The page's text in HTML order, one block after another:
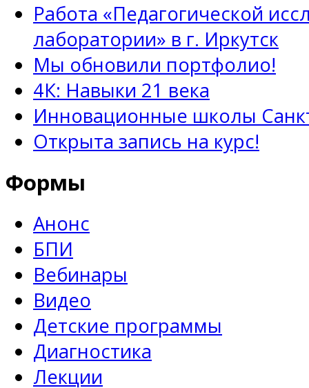
Работа «Педагогической
лаборатории» в г. Иркутск
Мы обновили портфолио!
4К: Навыки 21 века
Инновационные школы
Открыта запись на курс!
Формы
Анонс
БПИ
Вебинары
Видео
Детские программы
Диагностика
Лекции